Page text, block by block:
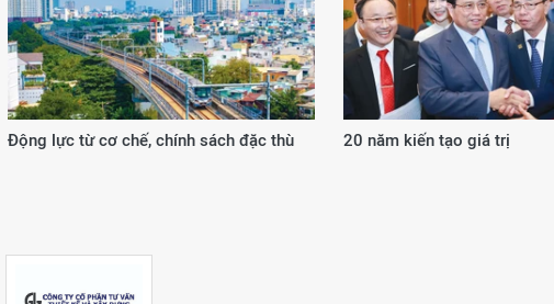
Động lực từ cơ chế, chính sách đặc thù 20 năm kiến tạo giá trị